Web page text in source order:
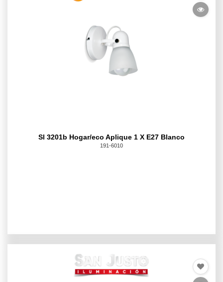
Sl 3201b Hogar/eco Aplique 1 X E27 Blanco
191-6010